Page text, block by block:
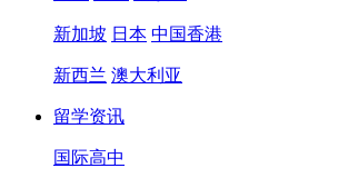
新加坡 日本 中国香港
新西兰 澳大利亚
留学资讯
国际高中